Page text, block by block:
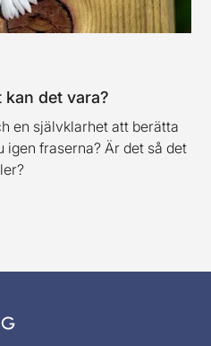
det vara?
en självklarhet att berätta
igen fraserna? Är det så det